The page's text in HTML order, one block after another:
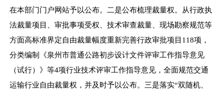
在本部门门户网站予以公布。二是公布梳理裁量权。从行政执
法裁量项目、审批事项受权、技术审查裁量、现场勘察规范等
方面高标准界定自由裁量幅度重新完善行政审批项目 118项，
分类编制《泉州市普通公路初步设计文件评审工作指导意见
（试行）》等4项行业技术评审工作指导意见，全面规范交通
运输行业自由裁量权，并及时予以公布。三是落实“双随机、